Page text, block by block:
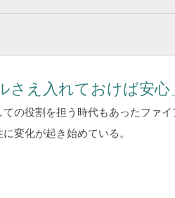
さえ入れておけば安
の役割を担う時代もあったファ
変化が起き始めている。